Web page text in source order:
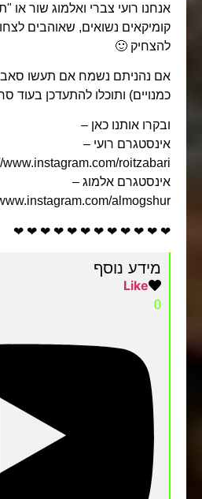
רועי צברי ואלמוג שור או "תימני
נשואים, שאוהבים לצחוק ויותר
🙂
נהניתם נשמח אם תעשו
ותוכלו להתעדכן בעוד סרטונים
אותנו כאן –
רועי –
https://www.instagram.com/
אלמוג –
www.instagram.com/
❤ ❤ ❤ ❤ ❤ ❤ ❤ ❤ ❤ ❤ ❤
מידע נוסף